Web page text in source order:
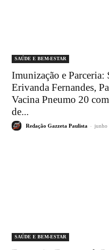
SAÚDE E BEM-ESTAR
Imunização e Parceria:
Erivanda Fernandes,
Vacina Pneumo 20
de...
Redação Gazzeta Paulista - junho
SAÚDE E BEM-ESTAR